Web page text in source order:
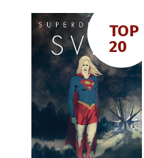
TOP
20